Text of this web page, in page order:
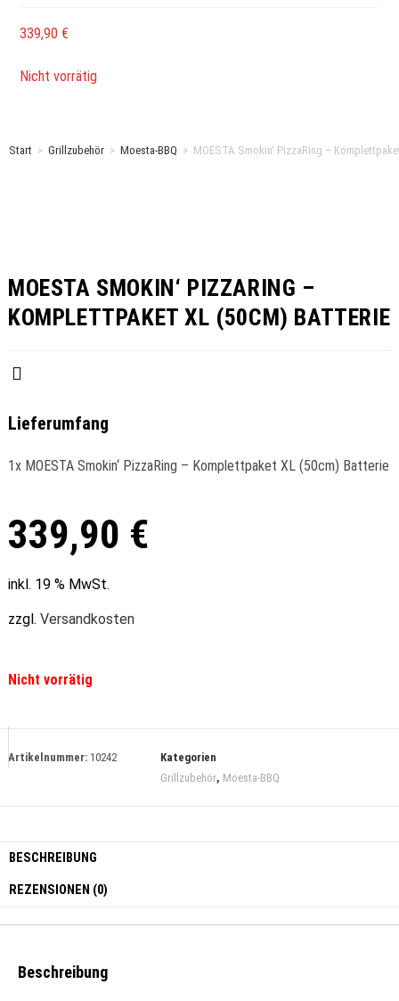
339,90 €
Nicht vorrätig
Start > Grillzubehör > Moesta-BBQ > MOESTA Smokin‘ PizzaRing –
MOESTA SMOKIN‘ PIZZARING –
KOMPLETTPAKET XL (50CM) BATTERIE
Lieferumfang
1x MOESTA Smokin‘ PizzaRing – Komplettpaket XL (50cm) Batterie
339,90 €
inkl. 19 % MwSt.
zzgl. Versandkosten
Nicht vorrätig
Artikelnummer: 10242
Kategorien
Grillzubehör, Moesta-BBQ
BESCHREIBUNG
REZENSIONEN (0)
Beschreibung